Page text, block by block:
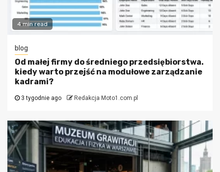
4 min read
blog
Od małej firmy do średniego przedsiębiorstwa.
kiedy warto przejść na modułowe zarządzanie
kadrami?
3 tygodnie ago Redakcja Moto1.com.pl